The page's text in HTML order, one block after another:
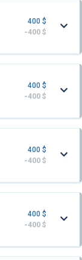
400 $
-400 $
400 $
-400 $
400 $
-400 $
400 $
-400 $